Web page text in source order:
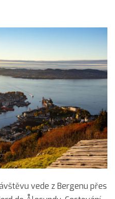
vede z Bergenu přes